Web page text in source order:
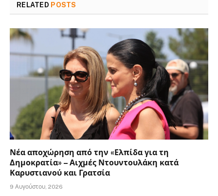
RELATED POSTS
Νέα αποχώρηση από την «Ελπίδα για τη
Δημοκρατία» – Αιχμές Ντουντουλάκη κατά
Καρυστιανού και Γρατσία
9 Αυγούστου, 2026